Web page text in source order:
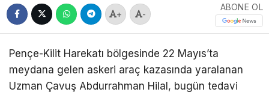
+ -
ABONE OL
Pençe-Kilit Harekatı bölgesinde 22 Mayıs’ta
meydana gelen askeri araç kazasında yaralanan
Uzman Çavuş Abdurrahman Hilal, bugün tedavi